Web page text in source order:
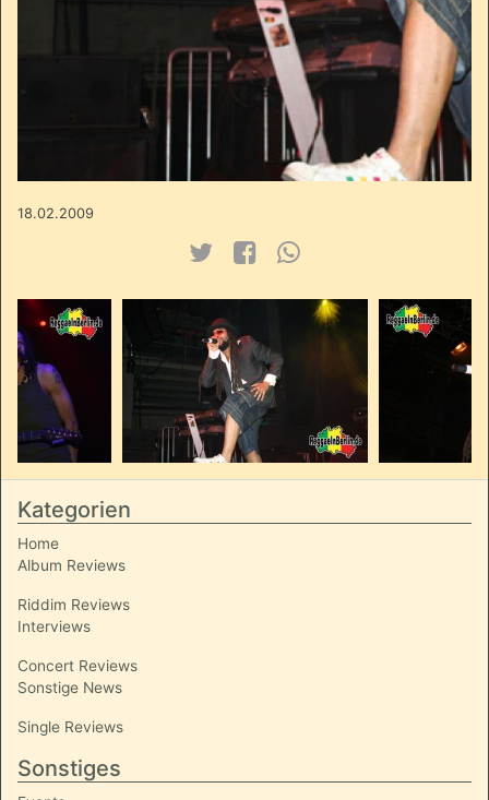
18.02.2009
Kategorien
Home
Album Reviews
Riddim Reviews
Interviews
Concert Reviews
Sonstige News
Single Reviews
Sonstiges